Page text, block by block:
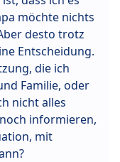
möchte nichts
desto trotz
Entscheidung.
die ich
Familie, oder
nicht alles
informieren,
mit